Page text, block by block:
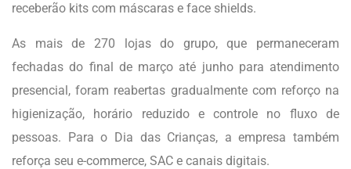
receberão kits com máscaras e face shields.
As mais de 270 lojas do grupo, que permaneceram
fechadas do final de março até junho para atendimento
presencial, foram reabertas gradualmente com reforço na
higienização, horário reduzido e controle no fluxo de
pessoas. Para o Dia das Crianças, a empresa também
reforça seu e-commerce, SAC e canais digitais.